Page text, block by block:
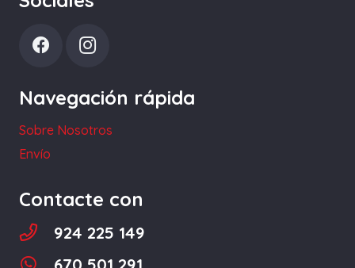
Navegación rápida
Sobre Nosotros
Envío
Contacte con
924 225 149